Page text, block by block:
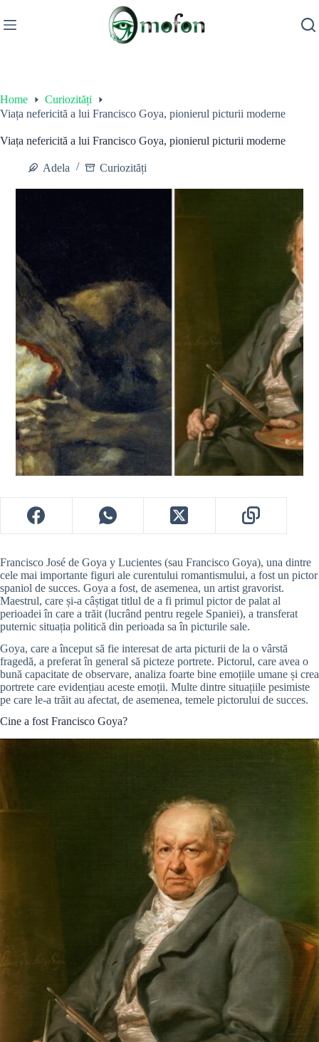
to
content
Home
Curiozități
Viața nefericită a lui Francisco Goya, pionierul picturii moderne
Viața nefericită a lui Francisco Goya, pionierul picturii moderne
Adela Curiozități
Francisco José de Goya y Lucientes (sau Francisco Goya), una dintre
cele mai importante figuri ale curentului romantismului, a fost un pictor
spaniol de succes. Goya a fost, de asemenea, un artist gravorist.
Maestrul, care și-a câștigat titlul de a fi primul pictor de palat al
perioadei în care a trăit (lucrând pentru regele Spaniei), a transferat
puternic situația politică din perioada sa în picturile sale.
Goya, care a început să fie interesat de arta picturii de la o vârstă
fragedă, a preferat în general să picteze portrete. Pictorul, care avea o
bună capacitate de observare, analiza foarte bine emoțiile umane și crea
portrete care evidențiau aceste emoții. Multe dintre situațiile pesimiste
pe care le-a trăit au afectat, de asemenea, temele pictorului de succes.
Cine a fost Francisco Goya?